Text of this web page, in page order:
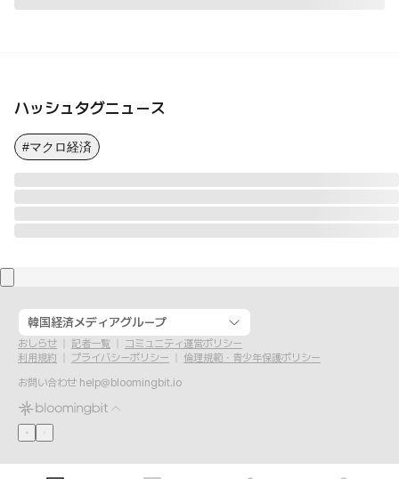
ハッシュタグニュース
#マクロ経済
韓国経済メディアグループ
おしらせ 記者一覧
コミュニティ運営ポリシー
利用規約
プライバシーポリシー
倫理規範・青少年保護ポリシー
お問い合わせ help@bloomingbit.io